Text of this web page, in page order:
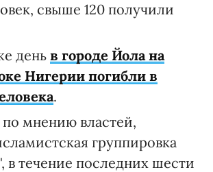
свыше 120 получили
день в городе Йола на
Нигерии погибли в
.
по мнению властей,
группировка
в течение последних шести